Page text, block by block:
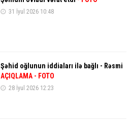
31 İyul 2026 10:48
Şəhid oğlunun iddiaları ilə bağlı - Rəsmi
AÇIQLAMA - FOTO
28 İyul 2026 12:23